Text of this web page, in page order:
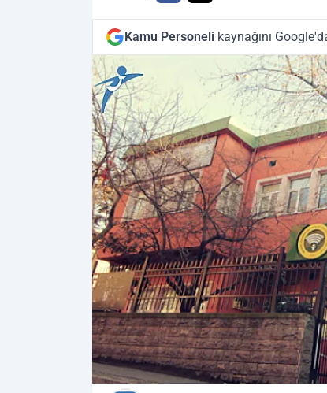
Kamu Personeli kaynağını